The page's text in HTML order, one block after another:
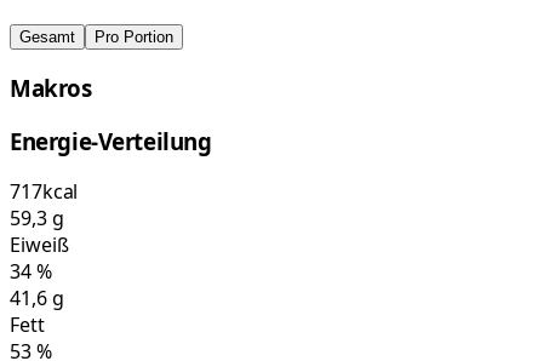
Gesamt Pro Portion
Makros
Energie-Verteilung
717kcal
59,3g
Eiweiß
34%
41,6g
Fett
53%